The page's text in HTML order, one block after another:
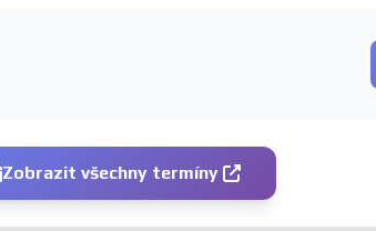
Zobrazit všechny termíny